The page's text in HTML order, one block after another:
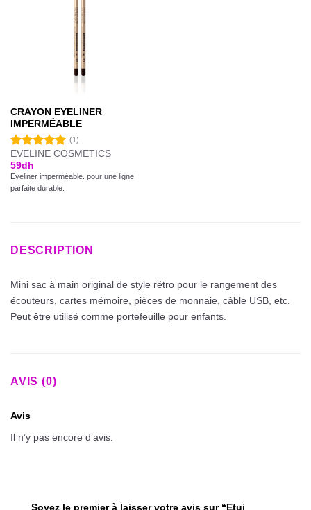
CRAYON EYELINER
IMPERMÉABLE
Note5.00
sur 5
(1)
EVELINE COSMETICS
59dh
Eyeliner imperméable. pour une ligne
parfaite durable.
DESCRIPTION
Mini sac à main original de style rétro pour le rangement des
écouteurs, cartes mémoire, pièces de monnaie, câble USB, etc.
Peut être utilisé comme portefeuille pour enfants.
AVIS (0)
Avis
Il n’y pas encore d’avis.
Soyez le premier à laisser votre avis sur “Etui